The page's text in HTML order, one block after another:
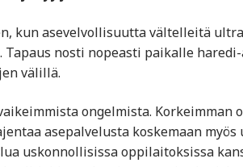
kun asevelvollisuutta vältelleitä
nosti nopeasti paikalle
välillä.
ongelmista. Korkeimman
asepalvelusta koskemaan
uskonnollisissa oppilaitoksissa